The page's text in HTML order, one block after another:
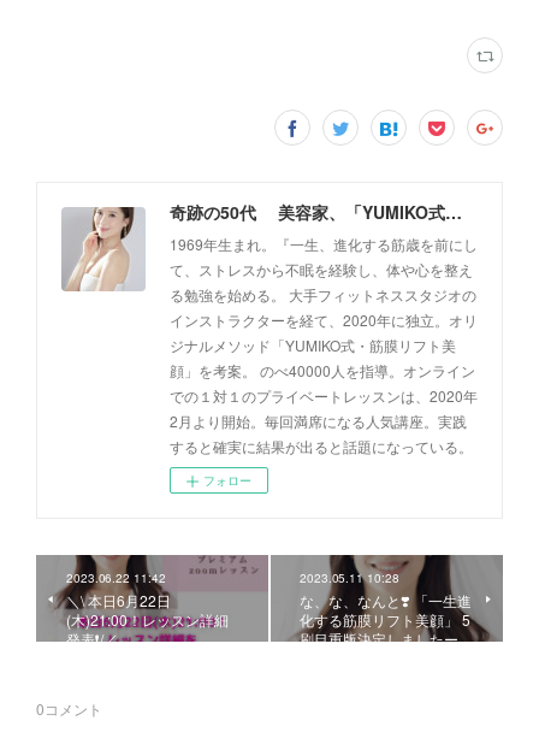
奇跡の50代 美容家、「YUMIKO式・筋膜リフト美顔」創設者 佐藤由美子 公式ホームページ
1969年生まれ。『一生、進化する筋歳を前にし
て、ストレスから不眠を経験し、体や心を整え
る勉強を始める。 大手フィットネススタジオの
インストラクターを経て、2020年に独立。オリ
ジナルメソッド「YUMIKO式・筋膜リフト美
顔」を考案。 のべ40000人を指導。オンライン
での１対１のプライベートレッスンは、2020年
2月より開始。毎回満席になる人気講座。実践
すると確実に結果が出ると話題になっている。
フォロー
2023.06.22 11:42
＼\ 本日6月22日
(木)21:00！レッスン詳細
発表❗️/／
2023.05.11 10:28
な、な、なんと❣️ 「一生進
化する筋膜リフト美顔」 5
刷目重版決定しましたー…
0コメント